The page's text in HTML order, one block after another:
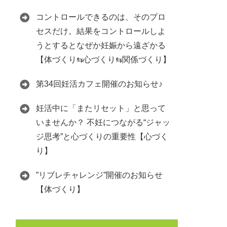
コントロールできるのは、そのプロ
セスだけ。結果をコントロールしよ
うとするとなぜか妊娠から遠ざかる
【体づくり⇆心づくり⇆関係づくり】
第34回妊活カフェ開催のお知らせ♪
妊活中に「またリセット」と思って
いませんか？ 不妊につながる“ジャッ
ジ思考”と心づくりの重要性【心づく
り】
”リブレチャレンジ”開催のお知らせ
【体づくり】